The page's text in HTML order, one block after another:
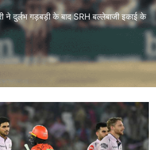
ने दुर्लभ गड़बड़ी के बाद SRH बल्लेबाजी इकाई के